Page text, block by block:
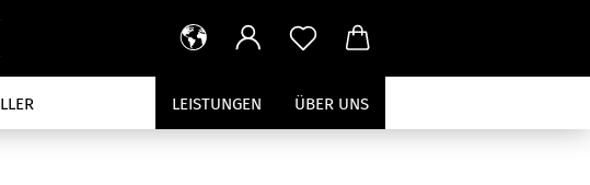
LEISTUNGEN ÜBER UNS